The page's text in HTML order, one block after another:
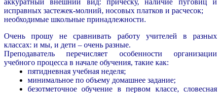
аккуратный внешний вид: прическу, наличие пуговиц и
исправных застежек-молний, носовых платков и расчесок;
необходимые школьные принадлежности.
Очень прошу не сравнивать работу учителей в разных
классах: и мы, и дети – очень разные.
Преподаватель перечисляет особенности организации
учебного процесса в начале обучения, такие как:
пятидневная учебная неделя;
минимальное по объему домашнее задание;
безотметочное обучение в первом классе, словесная